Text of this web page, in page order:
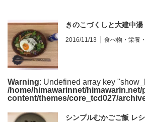
きのこづくしと大建中湯
2016/11/13 食べ物・栄養
Warning: Undefined array key
/home/himawarinnet/
content/themes/core_tcd027/
シンプルむかごご飯 レ